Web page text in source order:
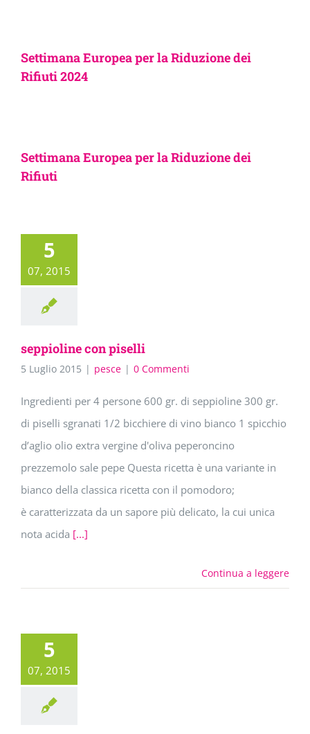
Settimana Europea per la Riduzione dei
Rifiuti 2024
Settimana Europea per la Riduzione dei
Rifiuti
5
07, 2015
seppioline con piselli
5 Luglio 2015 | pesce | 0 Commenti
Ingredienti per 4 persone 600 gr. di seppioline 300 gr.
di piselli sgranati 1/2 bicchiere di vino bianco 1 spicchio
d’aglio olio extra vergine d'oliva peperoncino
prezzemolo sale pepe Questa ricetta è una variante in
bianco della classica ricetta con il pomodoro;
è caratterizzata da un sapore più delicato, la cui unica
nota acida [...]
Continua a leggere
5
07, 2015